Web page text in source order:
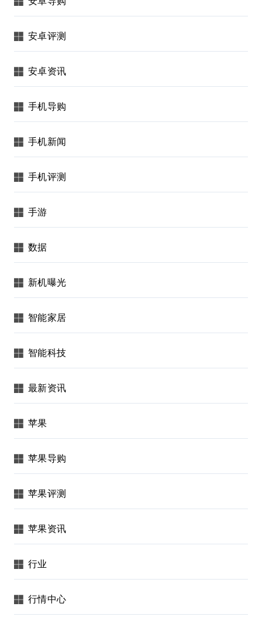
安卓评测
安卓资讯
手机导购
手机新闻
手机评测
手游
数据
新机曝光
智能家居
智能科技
最新资讯
苹果
苹果导购
苹果评测
苹果资讯
行业
行情中心